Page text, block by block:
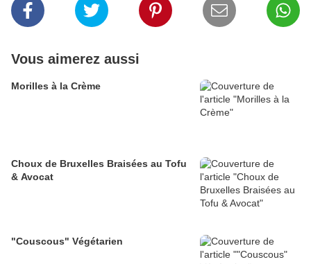
Vous aimerez aussi
Morilles à la Crème
Choux de Bruxelles Braisées au Tofu
& Avocat
"Couscous" Végétarien